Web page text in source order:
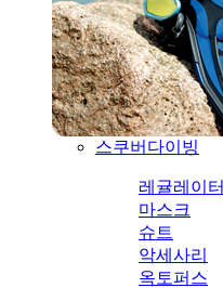
스쿠버다이빙
레귤레이터
마스크
슈트
악세사리
옥토퍼스